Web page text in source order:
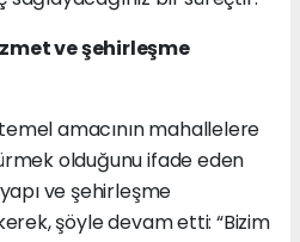
ve şehirleşme
amacının mahallelere
olduğunu ifade eden
ve şehirleşme
şöyle devam etti: “Bizim